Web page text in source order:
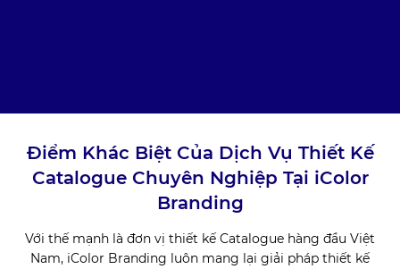
Điểm Khác Biệt Của Dịch Vụ Thiết Kế
Catalogue Chuyên Nghiệp Tại iColor
Branding
Với thế mạnh là đơn vị thiết kế Catalogue hàng đầu Việt
Nam, iColor Branding luôn mang lại giải pháp thiết kế